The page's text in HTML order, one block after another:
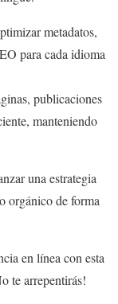
metadatos,
para cada idioma
publicaciones
manteniendo
una estrategia
orgánico de forma
en línea con esta
te arrepentirás!